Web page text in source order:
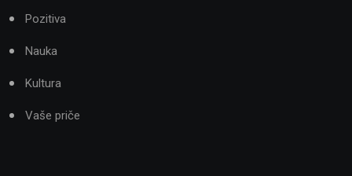
Pozitiva
Nauka
Kultura
Vaše priče